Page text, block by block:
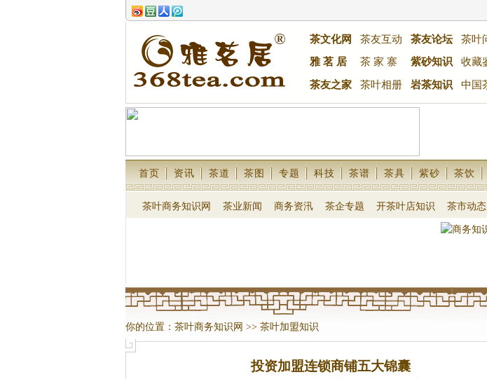
茶文化网 茶友互动 茶友论坛 茶叶
雅 茗 居
茶 家 寨 紫砂知识 收藏
茶友之家 茶叶相册 岩茶知识 中国
首页 资讯 茶道 茶图 专题 科技 茶谱 茶具 紫砂 茶饮
茶叶商务知识网 茶业新闻 商务资汛 茶企专题 开茶叶店知识 茶市动态
你的位置： 茶叶商务知识网 >> 茶叶加盟知识
投资加盟连锁商铺五大锦囊